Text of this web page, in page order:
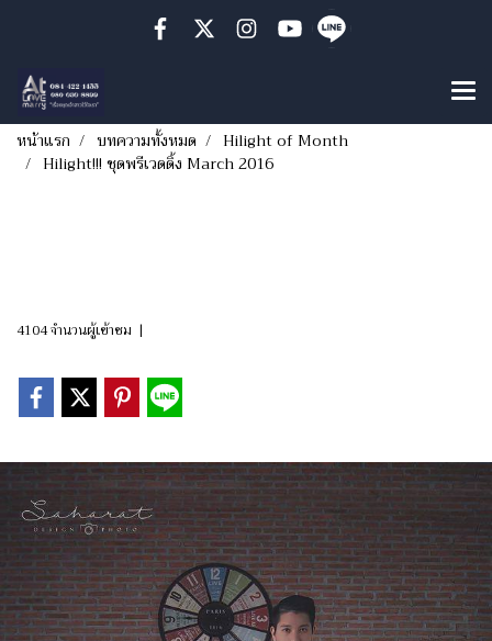
หน้าแรก บทความทั้งหมด
Hilight of Month
Hilight!!! ชุดพรีเวดดิ้ง March 2016
4104 จำนวนผู้เข้าชม |